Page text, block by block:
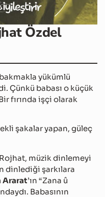
Özdel
yükümlü
Çünkü babası o küçük
fırında işçi olarak
şakalar yapan, güleç
müzik dinlemeyi
dinlediği şarkılara
Ararat’ın “Zana û
Babasının